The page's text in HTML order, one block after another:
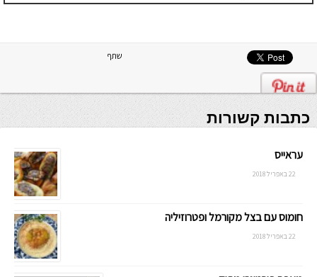
יש לבדוק
שתף
כתבות קשורות
עראייס
22 באפריל 2018
חומוס עם בצל מקורמל ופטרוזיליה
22 באפריל 2018